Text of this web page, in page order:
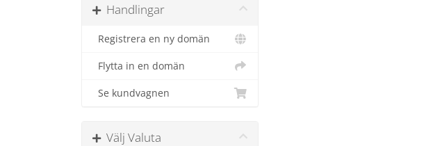
Handlingar
Registrera en ny domän
Flytta in en domän
Se kundvagnen
Välj Valuta